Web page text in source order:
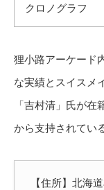
クロノグラフ
狸小路アーケード
な実績とスイスメ
「吉村清」氏が
から支持されてい
【住所】北海